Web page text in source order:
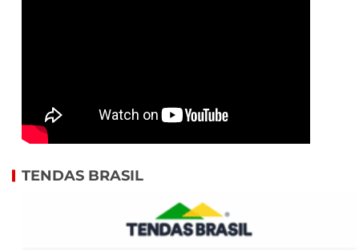
TENDAS BRASIL